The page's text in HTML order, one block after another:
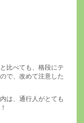
比べても、格段にテ
で、改めて注意した
は、通行人がとても